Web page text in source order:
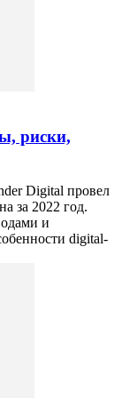
риски,
Digital провел
за 2022 год.
и
digital-